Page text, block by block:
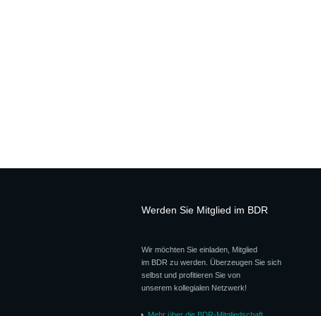
Werden Sie Mitglied im BDR
Wir möchten Sie einladen, Mitglied
im BDR zu werden. Überzeugen Sie sich
selbst und profitieren Sie von
unserem kollegialen Netzwerk!